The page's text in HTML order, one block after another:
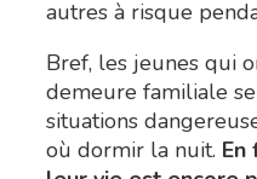
autres à risque
Bref, les jeunes qui
demeure familiale
situations
où dormir la nuit. En